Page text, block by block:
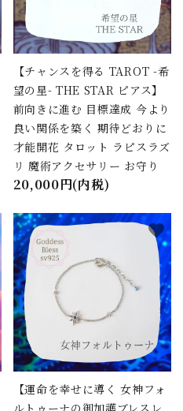
【チャンスを得る TAROT -希
望の星- THE STAR ピアス】
前向きに進む 目標達成 今より
良い関係を築く 期待どおりに
才能開花 タロット ラピスラズ
リ 魔術アクセサリー お守り
20,000円(内税)
【運命を幸せに導く 女神フォ
ルトゥーナの御加護ブレスレ
favorite